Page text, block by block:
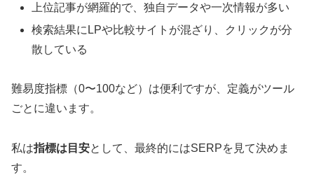
上位記事が網羅的で、独自データや一次情報が多い
検索結果にLPや比較サイトが混ざり、クリックが分
散している
難易度指標（0〜100など）は便利ですが、定義がツール
ごとに違います。
私は指標は目安として、最終的にはSERPを見て決めま
す。